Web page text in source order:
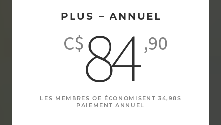
PLUS – ANNUEL
C$84 ,90
LES MEMBRES OE ÉCONOMISENT 34,98$
PAIEMENT ANNUEL